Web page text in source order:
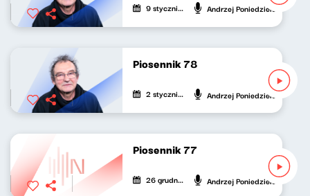
9 stycznia 2022 Andrzej Poniedzielski
Piosennik 78
2 stycznia 2022 Andrzej Poniedzielski
Piosennik 77
26 grudnia 2021 Andrzej Poniedzielski